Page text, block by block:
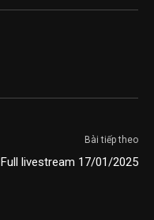
Bài tiếp theo
Full livestream 17/01/2025